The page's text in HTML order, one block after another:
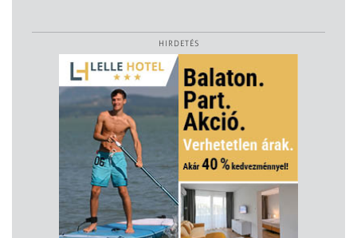
HIRDETÉS